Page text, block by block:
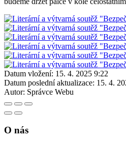
Datum vložení: 15. 4. 2025 9:22
Datum poslední aktualizace: 15. 4.
Autor: Správce Webu
O nás